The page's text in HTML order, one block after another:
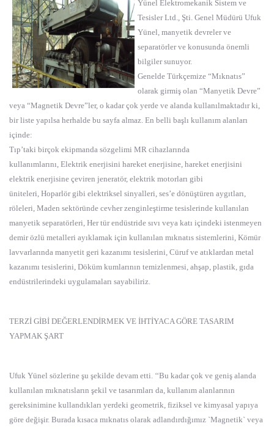
Yünel Elektromekanik Sistem ve
Tesisler Ltd., Şti. Genel Müdürü Ufuk
Yünel, manyetik devreler ve
separatörler ve konusunda önemli
bilgiler sunuyor.
Genelde Türkçemize “Mıknatıs”
olarak girmiş olan “Manyetik Devre”
veya “Magnetik Devre”ler, o kadar çok yerde ve alanda kullanılmaktadır ki,
bir liste yapılsa herhalde bu sayfa almaz. En belli başlı kullanım alanları
içinde:
Tıp’taki birçok ekipmanda sözgelimi MR cihazlarında
kullanımlarını, Elektrik enerjisini hareket enerjisine, hareket enerjisini
elektrik enerjisine çeviren jeneratör, elektrik motorları gibi
üniteleri, Hoparlör gibi elektriksel sinyalleri, ses’e dönüştüren aygıtları,
röleleri, Maden sektöründe cevher zenginleştirme tesislerinde kullanılan
manyetik separatörleri, Her tür endüstride sıvı veya katı içindeki istenmeyen
demir özlü metalleri ayıklamak için kullanılan mıknatıs sistemlerini, Kömür
lavvarlarında manyetit geri kazanımı tesislerini, Cüruf ve atıklardan metal
kazanımı tesislerini, Döküm kumlarının temizlenmesi, ahşap, plastik, gıda
endüstrilerindeki uygulamaları sayabiliriz.
TERZİ GİBİ DEĞERLENDİRMEK VE İHTİYACA GÖRE TASARIM
YAPMAK ŞART
Ufuk Yünel sözlerine şu şekilde devam etti. ‘‘Bu kadar çok ve geniş alanda
kullanılan mıknatısların şekil ve tasarımları da, kullanım alanlarının
gereksinimine kullandıkları yerdeki geometrik, fiziksel ve kimyasal yapıya
göre değişir. Burada kısaca mıknatıs olarak adlandırdığımız `Magnetik` veya